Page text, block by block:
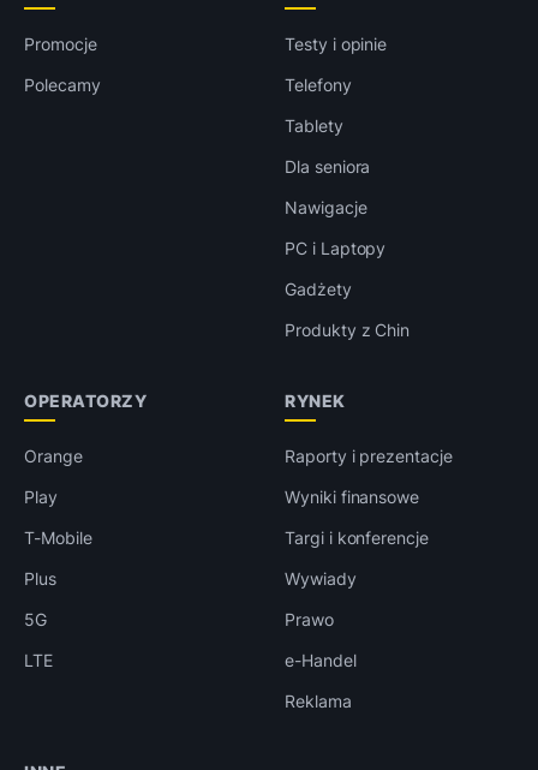
Promocje
Polecamy
Testy i opinie
Telefony
Tablety
Dla seniora
Nawigacje
PC i Laptopy
Gadżety
Produkty z Chin
OPERATORZY
Orange
Play
T-Mobile
Plus
5G
LTE
RYNEK
Raporty i prezentacje
Wyniki finansowe
Targi i konferencje
Wywiady
Prawo
e-Handel
Reklama